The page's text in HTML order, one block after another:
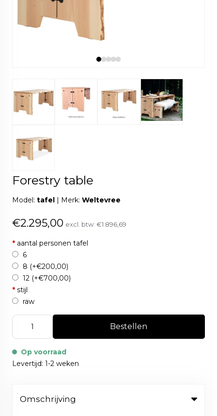
Forestry table
Model: tafel Merk: Weltevree
€2.295,00 excl. btw: €1.896,69
* aantal personen tafel
6
8 (+€200,00)
12 (+€700,00)
* stijl
raw
Bestellen
Op voorraad
Levertijd: 1-2 weken
Omschrijving